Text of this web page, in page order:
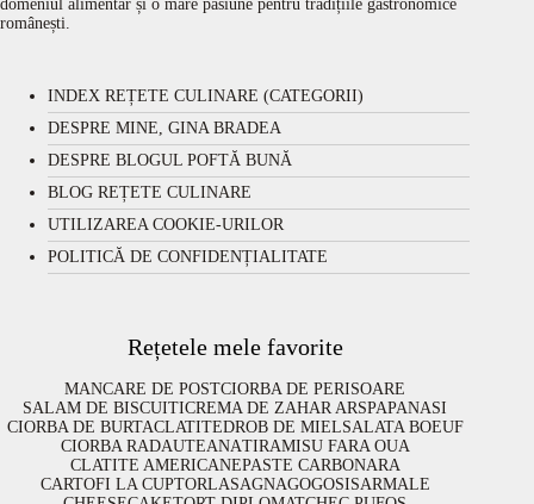
domeniul alimentar și o mare pasiune pentru tradițiile gastronomice
românești.
INDEX REȚETE CULINARE (CATEGORII)
DESPRE MINE, GINA BRADEA
DESPRE BLOGUL POFTĂ BUNĂ
BLOG REȚETE CULINARE
UTILIZAREA COOKIE-URILOR
POLITICĂ DE CONFIDENȚIALITATE
Rețetele mele favorite
MANCARE DE POSTCIORBA DE PERISOARE
SALAM DE BISCUITICREMA DE ZAHAR ARSPAPANASI
CIORBA DE BURTACLATITEDROB DE MIELSALATA BOEUF
CIORBA RADAUTEANATIRAMISU FARA OUA
CLATITE AMERICANEPASTE CARBONARA
CARTOFI LA CUPTORLASAGNAGOGOSISARMALE